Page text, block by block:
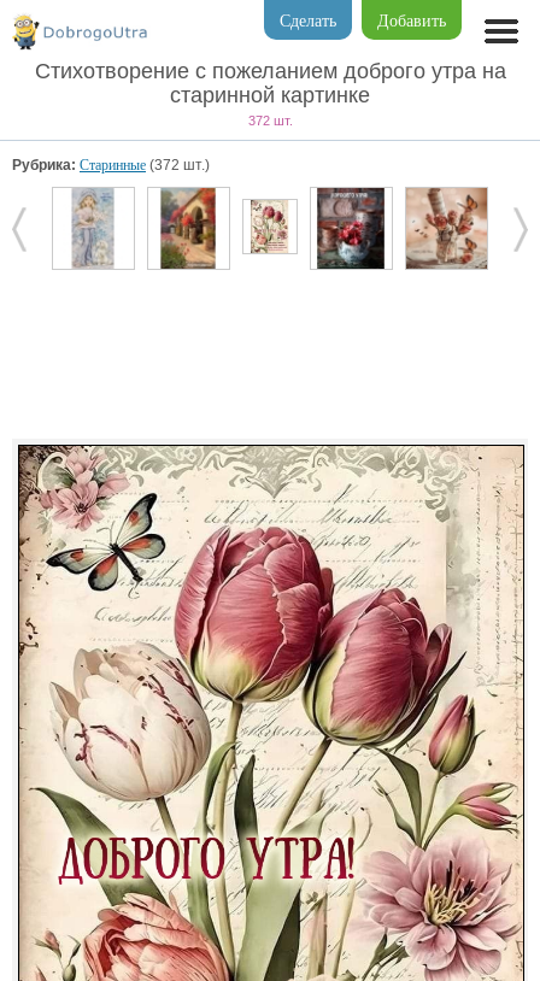
Добавить
Сделать
Стихотворение с пожеланием доброго утра на
старинной картинке
372 шт.
Рубрика: Старинные (372 шт.)